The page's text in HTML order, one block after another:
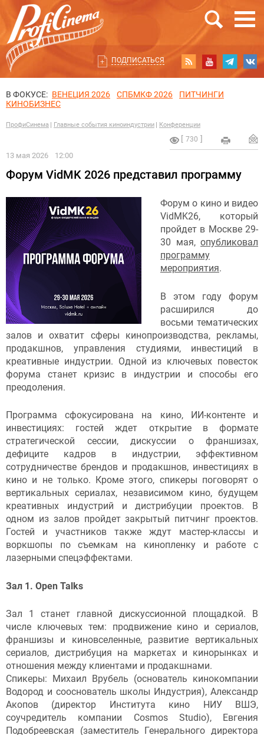
ПОДПИСАТЬСЯ
В ФОКУСЕ: ВЕНЕЦИЯ 2026 СПБМКФ 2026
ПИТЧИНГИ
КИНОБИЗНЕС
ПрофиСинема Главные события киноиндустрии Конференции
730
13 мая 2026 12:00
Форум VidMK 2026 представил программу
Форум о кино и видео
VidMK26, который
пройдет в Москве 29-
30 мая, опубликовал
программу
мероприятия.
В этом году форум
расширился до
восьми тематических
залов и охватит сферы кинопроизводства, рекламы,
продакшнов, управления студиями, инвестиций в
креативные индустрии. Одной из ключевых повесток
форума станет кризис в индустрии и способы его
преодоления.
Программа сфокусирована на кино, ИИ-контенте и
инвестициях: гостей ждет открытие в формате
стратегической сессии, дискуссии о франшизах,
дефиците кадров в индустрии, эффективном
сотрудничестве брендов и продакшнов, инвестициях в
кино и не только. Кроме этого, спикеры поговорят о
вертикальных сериалах, независимом кино, будущем
креативных индустрий и дистрибуции проектов. В
одном из залов пройдет закрытый питчинг проектов.
Гостей и участников также ждут мастер-классы и
воркшопы по съемкам на кинопленку и работе с
лазерными спецэффектами.
Зал 1. Open Talks
Зал 1 станет главной дискуссионной площадкой. В
числе ключевых тем: продвижение кино и сериалов,
франшизы и киновселенные, развитие вертикальных
сериалов, дистрибуция на маркетах и кинорынках и
отношения между клиентами и продакшнами.
Спикеры: Михаил Врубель (основатель кинокомпании
Водород и сооснователь школы Индустрия), Александр
Акопов (директор Института кино НИУ ВШЭ,
соучредитель компании Cosmos Studio), Евгения
Подобреевская (заместитель Генерального директора